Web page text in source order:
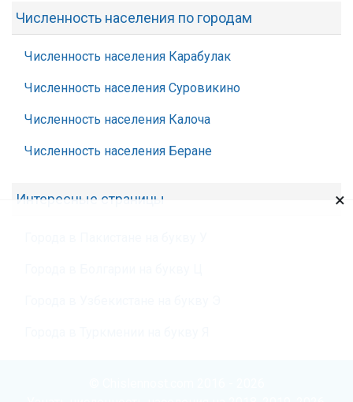
Численность населения по городам
Численность населения Карабулак
Численность населения Суровикино
Численность населения Калоча
Численность населения Беране
Интересные страницы ×